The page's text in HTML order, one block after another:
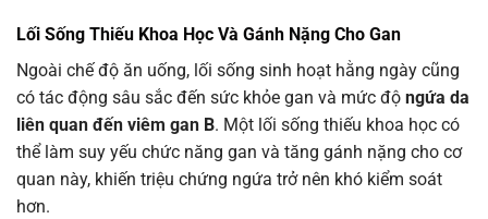
Lối Sống Thiếu Khoa Học Và Gánh Nặng Cho Gan
Ngoài chế độ ăn uống, lối sống sinh hoạt hằng ngày cũng
có tác động sâu sắc đến sức khỏe gan và mức độ ngứa da
liên quan đến viêm gan B. Một lối sống thiếu khoa học có
thể làm suy yếu chức năng gan và tăng gánh nặng cho cơ
quan này, khiến triệu chứng ngứa trở nên khó kiểm soát
hơn.